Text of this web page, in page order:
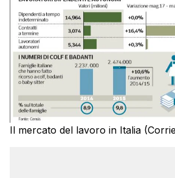
Il mercato del lavoro in Italia